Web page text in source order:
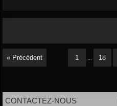
« Précédent 1 ... 18
CONTACTEZ-NOUS